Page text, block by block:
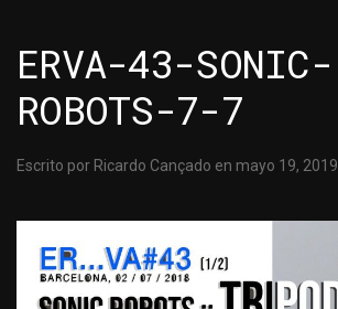
ERVA-43-SONIC-
ROBOTS-7-7
Escrito por Ricardo Cançado en mayo 19, 2019